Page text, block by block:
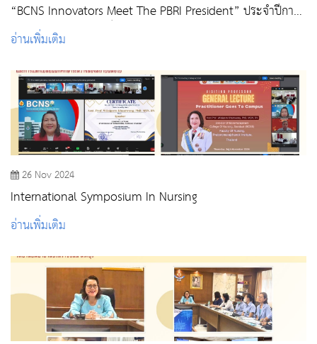
“BCNS Innovators Meet The PBRI President” ประจำปีการ
ศึกษา 2567 : อาจารย์และบุคลากรสายสนับสนุน
อ่านเพิ่มเติม
26 Nov 2024
International Symposium In Nursing
อ่านเพิ่มเติม